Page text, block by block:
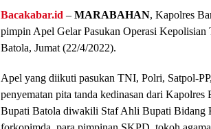
Bacakabar.id – MARABAHAN, Kapolres
pimpin Apel Gelar Pasukan Operasi
Batola, Jumat (22/4/2022).
Apel yang diikuti pasukan TNI, Polri, Satpol-
penyematan pita tanda kedinasan dari
Bupati Batola diwakili Staf Ahli Bupati Bidang